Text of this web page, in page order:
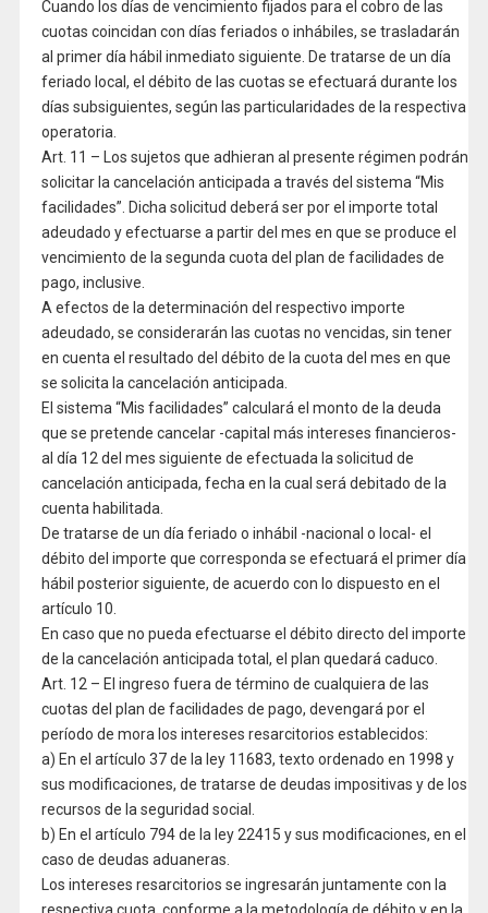
Cuando los días de vencimiento fijados para el cobro de las
cuotas coincidan con días feriados o inhábiles, se trasladarán
al primer día hábil inmediato siguiente. De tratarse de un día
feriado local, el débito de las cuotas se efectuará durante los
días subsiguientes, según las particularidades de la respectiva
operatoria.
Art. 11 – Los sujetos que adhieran al presente régimen podrán
solicitar la cancelación anticipada a través del sistema “Mis
facilidades”. Dicha solicitud deberá ser por el importe total
adeudado y efectuarse a partir del mes en que se produce el
vencimiento de la segunda cuota del plan de facilidades de
pago, inclusive.
A efectos de la determinación del respectivo importe
adeudado, se considerarán las cuotas no vencidas, sin tener
en cuenta el resultado del débito de la cuota del mes en que
se solicita la cancelación anticipada.
El sistema “Mis facilidades” calculará el monto de la deuda
que se pretende cancelar -capital más intereses financieros-
al día 12 del mes siguiente de efectuada la solicitud de
cancelación anticipada, fecha en la cual será debitado de la
cuenta habilitada.
De tratarse de un día feriado o inhábil -nacional o local- el
débito del importe que corresponda se efectuará el primer día
hábil posterior siguiente, de acuerdo con lo dispuesto en el
artículo 10.
En caso que no pueda efectuarse el débito directo del importe
de la cancelación anticipada total, el plan quedará caduco.
Art. 12 – El ingreso fuera de término de cualquiera de las
cuotas del plan de facilidades de pago, devengará por el
período de mora los intereses resarcitorios establecidos:
a) En el artículo 37 de la ley 11683, texto ordenado en 1998 y
sus modificaciones, de tratarse de deudas impositivas y de los
recursos de la seguridad social.
b) En el artículo 794 de la ley 22415 y sus modificaciones, en el
caso de deudas aduaneras.
Los intereses resarcitorios se ingresarán juntamente con la
respectiva cuota, conforme a la metodología de débito y en la